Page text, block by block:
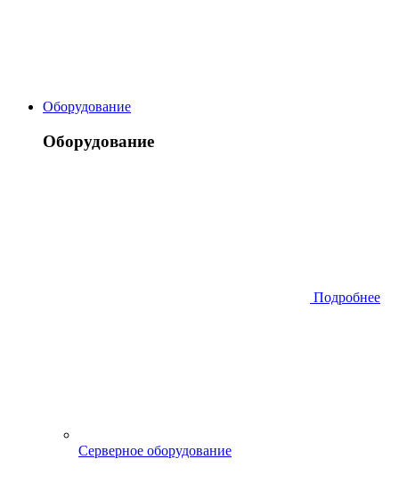
Оборудование
Оборудование
Подробнее
Серверное оборудование